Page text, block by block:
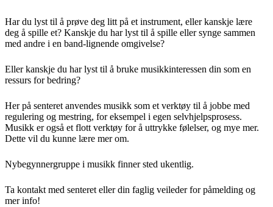
Har du lyst til å prøve deg litt på et instrument, eller kanskje lære
deg å spille et? Kanskje du har lyst til å spille eller synge sammen
med andre i en band-lignende omgivelse?
Eller kanskje du har lyst til å bruke musikkinteressen din som en
ressurs for bedring?
Her på senteret anvendes musikk som et verktøy til å jobbe med
regulering og mestring, for eksempel i egen selvhjelpsprosess.
Musikk er også et flott verktøy for å uttrykke følelser, og mye mer.
Dette vil du kunne lære mer om.
Nybegynnergruppe i musikk finner sted ukentlig.
Ta kontakt med senteret eller din faglig veileder for påmelding og
mer info!